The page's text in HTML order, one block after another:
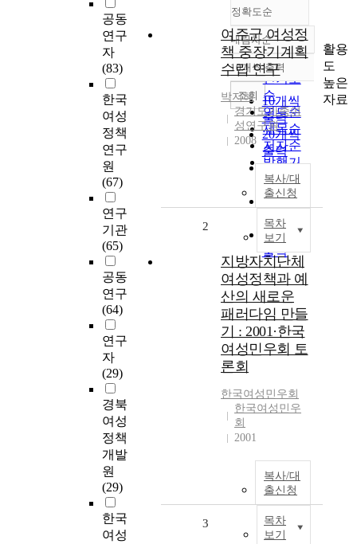
공동
연구
자
(83)
한국
여성
정책
연구
원
(67)
연구
기관
(65)
공동
연구
(64)
연구
자
(29)
경북
여성
정책
개발
원
(29)
한국
여성
정확도순
정확도
순
인기도
순
연도순
제목순
저자순
발행기
관순
내림차순
내림차순
10개씩 출력
10개씩
출력
20개씩
출력
30개씩
출력
50개씩
출력
100개씩
출력
조회
여주군 여성정
책 중장기계획
수립 연구
박지혜
경기도가족여
성연구원
2008
복사/대
출신청
목차
보기
2
지방자치단체
여성정책과 예
산의 새로운
패러다임 만들
기 : 2001·한국
여성민우회 토
론회
한국여성민우회
한국여성민우
회
2001
복사/대
출신청
목차
보기
3
활용
도
높은
자료